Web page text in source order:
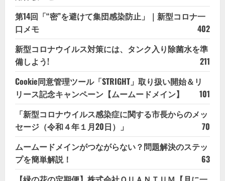
第14回「“密”を避けて集団感染防止」｜新型コロナ一
口メモ
402
新型コロナウイルス対策には、タンク入り除菌水を準
備しよう!
211
Cookie同意管理ツール「STRIGHT」取り扱い開始＆リ
リース記念キャンペーン【ムームードメイン】
101
「新型コロナウイルス感染症に関する市長からのメッ
セージ（令和４年１月20日）」
70
ムームードメインがつながらない？問題解決のステッ
プを簡単解説！
63